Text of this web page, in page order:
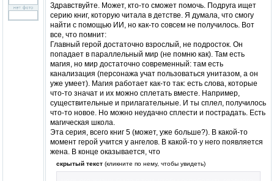
Здравствуйте. Может, кто-то сможет помочь. Подруга ищет
серию книг, которую читала в детстве. Я думала, что смогу
найти с помощью ИИ, но как-то совсем не получилось. Вот
все, что помнит:
Главный герой достаточно взрослый, не подросток. Он
попадает в параллельный мир (не помню как). Там есть
магия, но мир достаточно современный: там есть
канализация (персонажа учат пользоваться унитазом, а он
уже умеет). Магия работает как-то так: есть слова, которые
что-то значат и их можно сплетать вместе. Например,
существительные и прилагательные. И ты сплел, получилось
что-то новое. Но можно неудачно сплести и пострадать. Есть
магическая школа.
Эта серия, всего книг 5 (может, уже больше?). В какой-то
момент герой учится у ангелов. В какой-то у него появляется
жена. В конце оказывается, что
скрытый текст (кликните по нему, чтобы увидеть)